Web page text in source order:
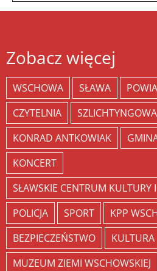
Zobacz więcej
WSCHOWA SŁAWA
CZYTELNIA
SZLICHTYNGOWA
KONRAD ANTKOWIAK
KONCERT
SŁAWSKIE CENTRUM KULTURY
POLICJA
SPORT
KPP
BEZPIECZEŃSTWO
KULTURA
MUZEUM ZIEMI WSCHOWSKIEJ